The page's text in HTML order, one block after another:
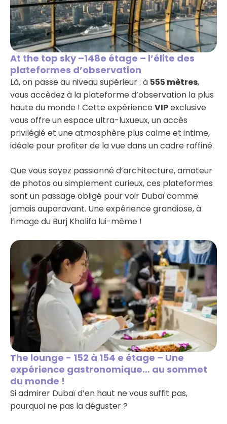
At the top sky –148e étage – l’élite des
plateformes d’observation
Là, on passe au niveau supérieur : à 555 mètres,
vous accèdez à la plateforme d’observation la plus
haute du monde ! Cette expérienceVIPexclusive
vous offre un espace ultra-luxueux, un accès
privilégié et une atmosphère plus calme et intime,
idéale pour profiter de la vue dans un cadre raffiné.
Que vous soyez passionné d’architecture, amateur
de photos ou simplement curieux, ces plateformes
sont un passage obligé pour voir Dubaï comme
jamais auparavant. Une expérience grandiose, à
l’image du Burj Khalifa lui-même !
The lounge - 152 à 154 e étage – Une
expérience gastronomique… au sommet
du monde !
Si admirer Dubaï d’en haut ne vous suffit pas,
pourquoi ne pas la déguster ?